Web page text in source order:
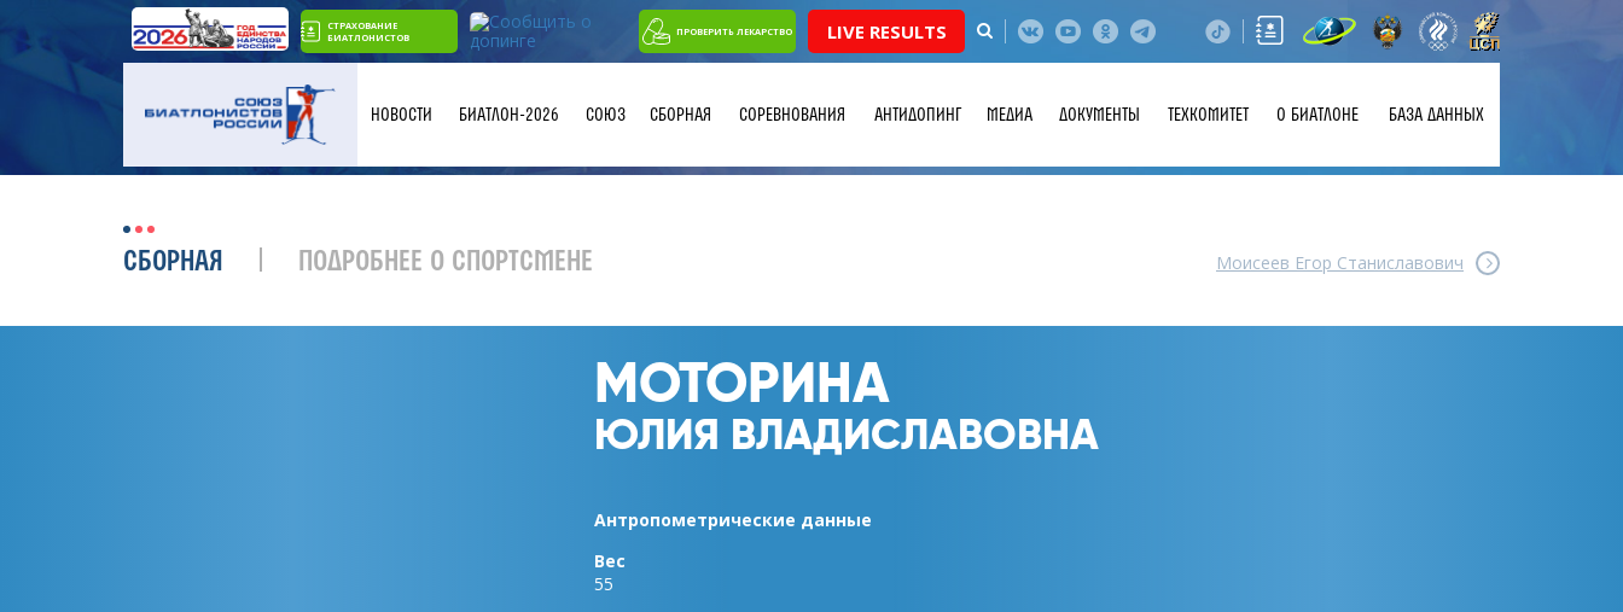
СТРАХОВАНИЕ
БИАТЛОНИСТОВ
ПРОВЕРИТЬ ЛЕКАРСТВО LIVE RESULTS
НОВОСТИ БИАТЛОН-2026 СОЮЗ СБОРНАЯ СОРЕВНОВАНИЯ АНТИДОПИНГ МЕДИА ДОКУМЕНТЫ ТЕХКОМИТЕТ О БИАТЛОНЕ БАЗА ДАННЫХ
СБОРНАЯ ПОДРОБНЕЕ О СПОРТСМЕНЕ Моисеев Егор Станиславович
МОТОРИНА
ЮЛИЯ ВЛАДИСЛАВОВНА
Антропометрические данные
Вес
55